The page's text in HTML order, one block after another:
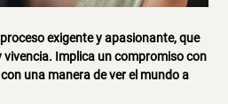
exigente y apasionante, que
Implica un compromiso con
una manera de ver el mundo a